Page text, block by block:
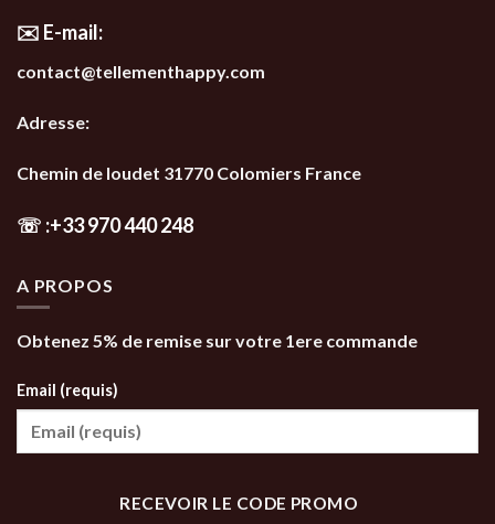
✉️ E-mail:
contact@tellementhappy.com
Adresse:
Chemin de loudet 31770 Colomiers France
☏ :+33 970 440 248
A PROPOS
Obtenez 5% de remise sur votre 1ere commande
Email (requis)
RECEVOIR LE CODE PROMO